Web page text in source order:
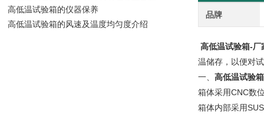
品牌
高低温试验箱-厂
温储存，以便对
一、 高低温试验
箱体采用CNC数
箱体内部采用
高低温试验箱的仪器保养
高低温试验箱的风速及温度均匀度介绍